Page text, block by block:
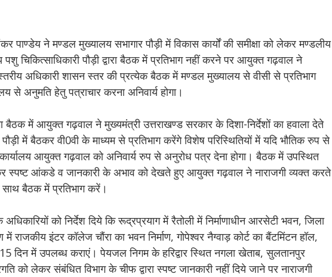
ने मण्डल मुख्यालय सभागार पौड़ी में विकास कार्यों की समीक्षा को लेकर मण्डलीय
चिकित्साधिकारी पौड़ी द्वारा बैठक में प्रतिभाग नहीं करने पर आयुक्त गढ़वाल ने
अधिकारी शासन स्तर की प्रत्येक बैठक में मण्डल मुख्यालय से वीसी से प्रतिभाग
से अनुमति हेतु पत्राचार करना अनिवार्य होगा।
बैठक में आयुक्त गढ़वाल ने मुख्यमंत्री उत्तराखण्ड सरकार के दिशा-निर्देशों का हवाला देते
में बैठकर वी0वी के माध्यम से प्रतिभाग करेंगे विशेष परिस्थितियों में यदि भौतिक रुप से
कार्यालय आयुक्त गढ़वाल को अनिवार्य रुप से अनुरोध पत्र देना होगा। बैठक में उपस्थित
स्पष्ट आंकडे व जानकारी के अभाव को देखते हुए आयुक्त गढ़वाल ने नाराजगी व्यक्त करते
साथ बैठक में प्रतिभाग करें।
को निर्देश दिये कि रूद्रप्रयाग में रैतोली में निर्माणाधीन आरसेटी भवन, जिला
राजकीय इंटर कॉलेज चौंरा का भवन निर्माण, गोपेश्वर नैग्वाड़ कोर्ट का बैंटमिंटन हॉल,
15 दिन में उपलब्ध कराएं। पेयजल निगम के हरिद्वार स्थित नगला खेताब, सुलतानपुर
लेकर संबंधित विभाग के चीफ द्वारा स्पष्ट जानकारी नहीं दिये जाने पर नाराजगी